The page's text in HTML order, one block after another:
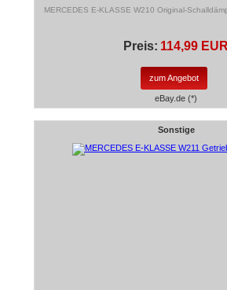
MERCEDES E-KLASSE W210 Original-
Preis: 114,99 EUR
zum Angebot
eBay.de (*)
Sonstige